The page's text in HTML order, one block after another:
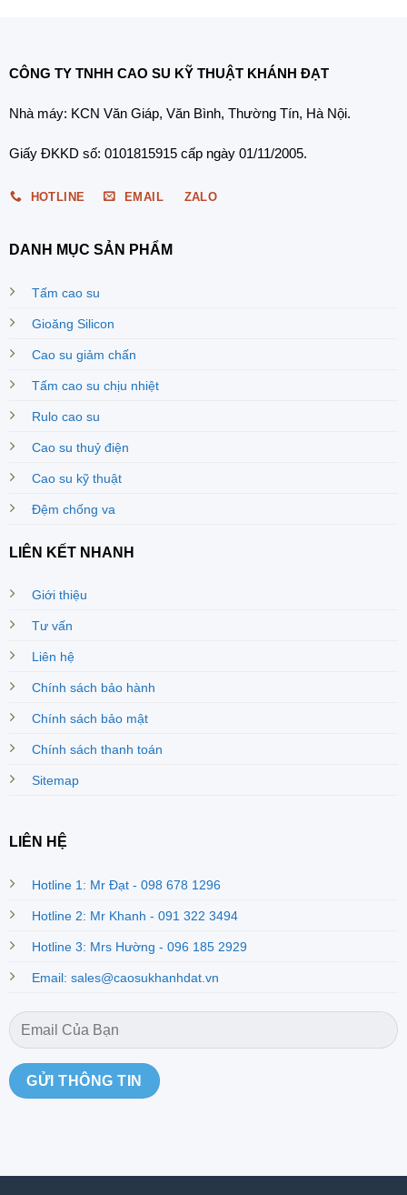
CÔNG TY TNHH CAO SU KỸ THUẬT KHÁNH ĐẠT
Nhà máy: KCN Văn Giáp, Văn Bình, Thường Tín, Hà Nội.
Giấy ĐKKD số: 0101815915 cấp ngày 01/11/2005.
HOTLINE EMAIL ZALO
DANH MỤC SẢN PHẨM
Tấm cao su
Gioăng Silicon
Cao su giảm chấn
Tấm cao su chịu nhiệt
Rulo cao su
Cao su thuỷ điện
Cao su kỹ thuật
Đệm chống va
LIÊN KẾT NHANH
Giới thiệu
Tư vấn
Liên hệ
Chính sách bảo hành
Chính sách bảo mật
Chính sách thanh toán
Sitemap
LIÊN HỆ
Hotline 1: Mr Đạt - 098 678 1296
Hotline 2: Mr Khanh - 091 322 3494
Hotline 3: Mrs Hường - 096 185 2929
Email: sales@caosukhanhdat.vn